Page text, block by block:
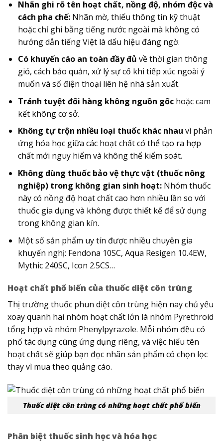
Nhãn ghi rõ tên hoạt chất, nồng độ, nhóm độc và
cách pha chế: Nhãn mờ, thiếu thông tin kỹ thuật
hoặc chỉ ghi bằng tiếng nước ngoài mà không có
hướng dẫn tiếng Việt là dấu hiệu đáng ngờ.
Có khuyến cáo an toàn đầy đủ về thời gian thông
gió, cách bảo quản, xử lý sự cố khi tiếp xúc ngoài ý
muốn và số điện thoại liên hệ nhà sản xuất.
Tránh tuyệt đối hàng không nguồn gốchoặc cam
kết không cơ sở.
Không tự trộn nhiều loại thuốc khác nhau vì phản
ứng hóa học giữa các hoạt chất có thể tạo ra hợp
chất mới nguy hiểm và không thể kiểm soát.
Không dùng thuốc bảo vệ thực vật (thuốc nông
nghiệp) trong không gian sinh hoạt: Nhóm thuốc
này có nồng độ hoạt chất cao hơn nhiều lần so với
thuốc gia dụng và không được thiết kế để sử dụng
trong không gian kín.
Một số sản phẩm uy tín được nhiều chuyên gia
khuyến nghị: Fendona 10SC, Aqua Resigen 10.4EW,
Mythic 240SC, Icon 2.5CS…
Hoạt chất phổ biến của thuốc diệt côn trùng
Thị trường thuốc phun diệt côn trùng hiện nay chủ yếu
xoay quanh hai nhóm hoạt chất lớn là nhóm Pyrethroid
tổng hợp và nhóm Phenylpyrazole. Mỗi nhóm đều có
phổ tác dụng cùng ứng dụng riêng, và việc hiểu tên
hoạt chất sẽ giúp bạn đọc nhãn sản phẩm có chọn lọc
thay vì mua theo quảng cáo.
Thuốc diệt côn trùng có những hoạt chất phổ biến
Phân biệt thuốc sinh học và hóa học